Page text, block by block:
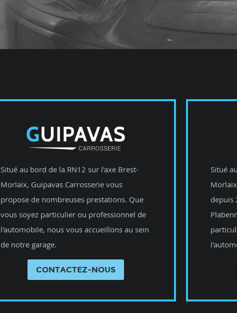
Situé au bord de la RN12 sur l'axe Brest-
Morlaix, Guipavas Carrosserie vous
propose de nombreuses prestations. Que
vous soyez particulier ou professionnel de
l'automobile, nous vous accueillons au sein
de notre garage.
CONTACTEZ-NOUS
Situé
depuis